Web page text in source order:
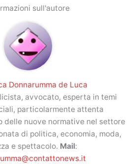
sull'autore
Donnarumma de Luca
avvocato, esperta in temi
particolarmente attenta
delle nuove normative nel settore
di politica, economia, moda,
e spettacolo. Mail: